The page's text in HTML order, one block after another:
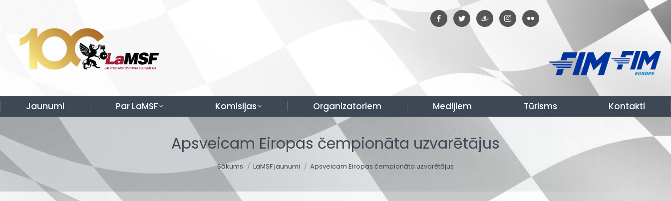
Jaunumi Par LaMSF Komisijas Organizatoriem Medijiem Tūrisms Kontakti
Apsveicam Eiropas čempionāta uzvarētājus
You are here:
Sākums LaMSF jaunumi Apsveicam Eiropas čempionāta uzvarētājus